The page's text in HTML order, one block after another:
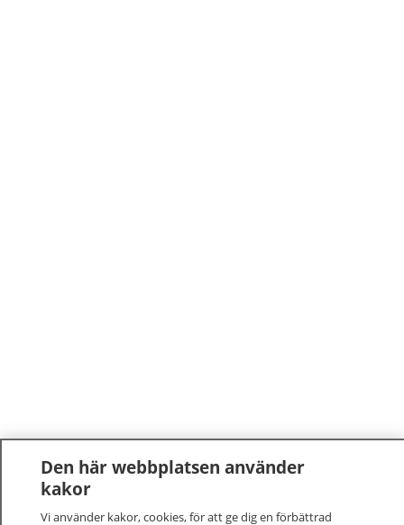
Den här webbplatsen använder
kakor
Vi använder kakor, cookies, för att ge dig en förbättrad